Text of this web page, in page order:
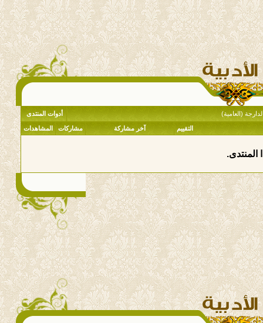
(العامية) أدوات المنتدى
التقييم آخر مشاركة مشاركات المشاهدات
المنتدى.